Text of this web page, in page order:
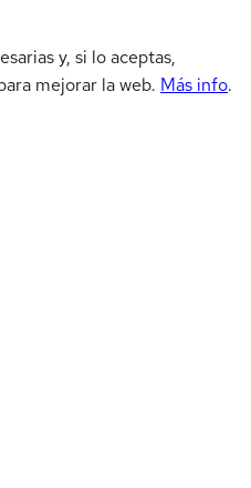
y, si lo aceptas,
mejorar la web. Más info.